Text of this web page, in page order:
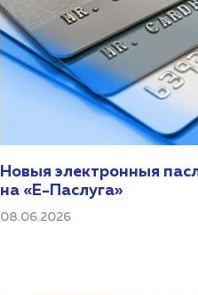
Новыя электронныя
на «Е-Паслуга»
08.06.2026